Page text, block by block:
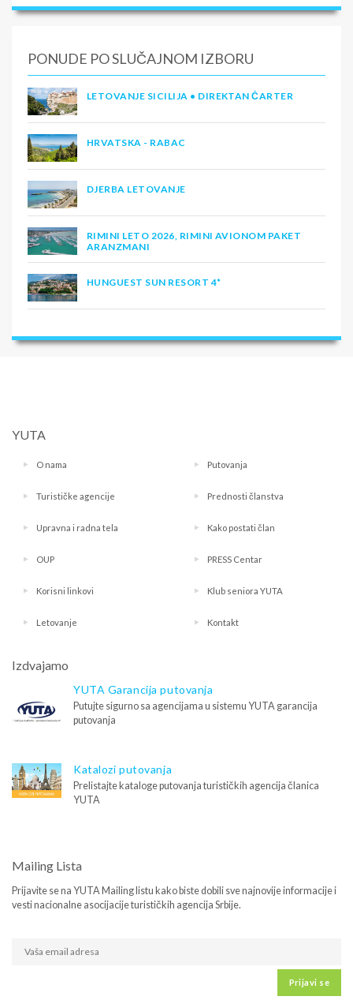
PONUDE PO SLUČAJNOM IZBORU
LETOVANJE SICILIJA • DIREKTAN ČARTER
HRVATSKA - RABAC
DJERBA LETOVANJE
RIMINI LETO 2026, RIMINI AVIONOM PAKET
ARANZMANI
HUNGUEST SUN RESORT 4*
YUTA
O nama Putovanja
Turističke agencije Prednosti članstva
Upravna i radna tela Kako postati član
OUP PRESS Centar
Korisni linkovi Klub seniora YUTA
Letovanje Kontakt
Izdvajamo
YUTA Garancija putovanja
Putujte sigurno sa agencijama u sistemu YUTA garancija
putovanja
Katalozi putovanja
Prelistajte kataloge putovanja turističkih agencija članica
YUTA
Mailing Lista
Prijavite se na YUTA Mailing listu kako biste dobili sve najnovije informacije i
vesti nacionalne asocijacije turističkih agencija Srbije.
Prijavi se